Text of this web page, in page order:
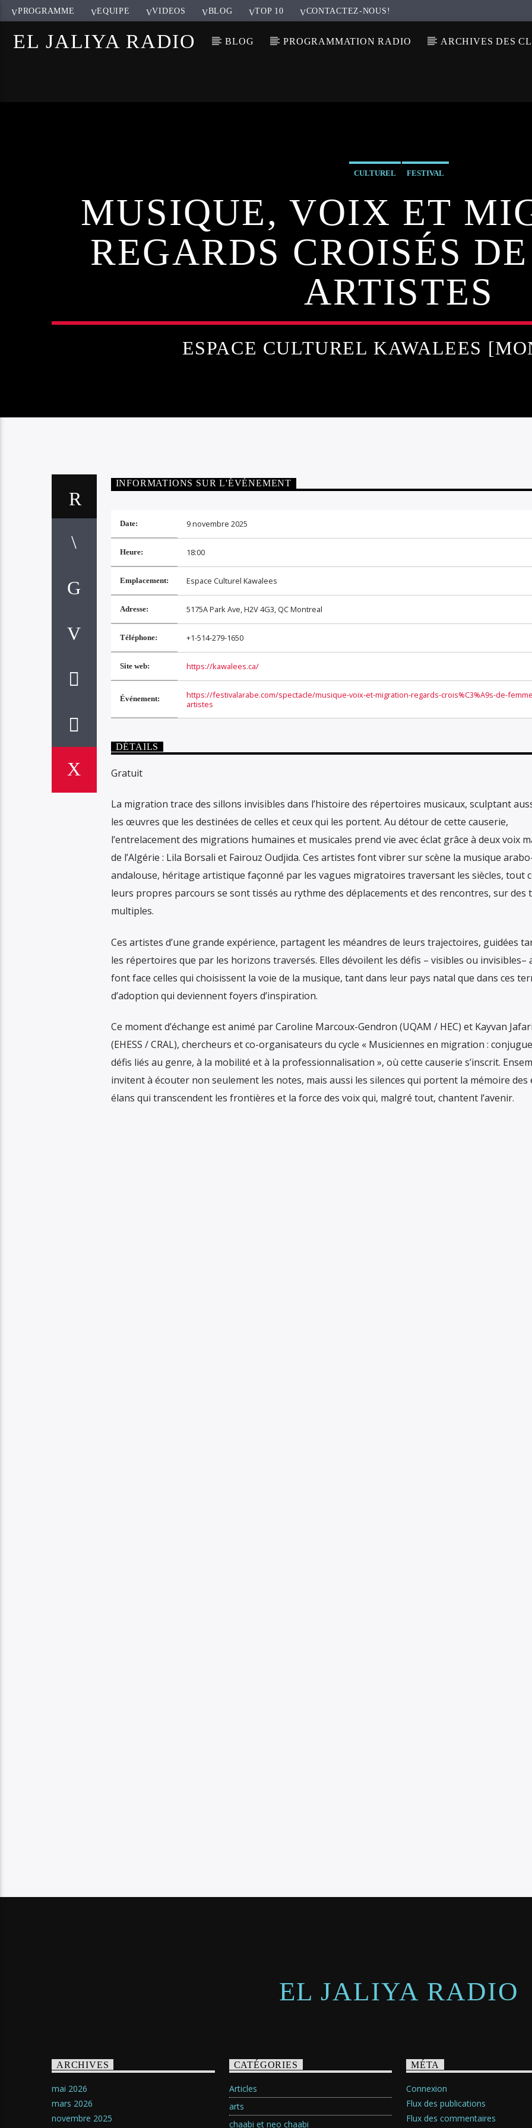
PROGRAMME EQUIPE VIDEOS BLOG TOP 10 CONTACTEZ-NOUS!
EL JALIYA RADIO BLOG PROGRAMMATION RADIO ARCHIVES DES
CULTUREL FESTIVAL
MUSIQUE, VOIX ET
REGARDS CROISÉS
ARTISTES
ESPACE CULTUREL KAWALEES
INFORMATIONS SUR L'ÉVÉNEMENT
Date: 9 novembre 2025
Heure: 18:00
Emplacement: Espace Culturel Kawalees
Adresse: 5175A Park Ave, H2V 4G3, QC Montreal
Téléphone: +1-514-279-1650
Site web: https://kawalees.ca/
Événement:
https://festivalarabe.com/spectacle/musique-voix-et-migration-regards-crois%C3%A9s-de-
artistes
DÉTAILS
Gratuit
La migration trace des sillons invisibles dans l’histoire des répertoires musicaux, sculptant
les œuvres que les destinées de celles et ceux qui les portent. Au détour de cette causerie,
l’entrelacement des migrations humaines et musicales prend vie avec éclat grâce à deux voix
de l’Algérie : Lila Borsali et Fairouz Oudjida. Ces artistes font vibrer sur scène la musique
andalouse, héritage artistique façonné par les vagues migratoires traversant les siècles, tout
leurs propres parcours se sont tissés au rythme des déplacements et des rencontres, sur des
multiples.
Ces artistes d’une grande expérience, partagent les méandres de leurs trajectoires, guidées
les répertoires que par les horizons traversés. Elles dévoilent les défis – visibles ou invisibles–
font face celles qui choisissent la voie de la musique, tant dans leur pays natal que dans ces
d’adoption qui deviennent foyers d’inspiration.
Ce moment d’échange est animé par Caroline Marcoux-Gendron (UQAM / HEC) et Kayvan
(EHESS / CRAL), chercheurs et co-organisateurs du cycle « Musiciennes en migration :
défis liés au genre, à la mobilité et à la professionnalisation », où cette causerie s’inscrit.
invitent à écouter non seulement les notes, mais aussi les silences qui portent la mémoire des
élans qui transcendent les frontières et la force des voix qui, malgré tout, chantent l’avenir.
EL JALIYA RADIO
ARCHIVES
mai 2026
mars 2026
novembre 2025
CATÉGORIES
Articles
arts
chaabi et neo chaabi
MÉTA
Connexion
Flux des publications
Flux des commentaires